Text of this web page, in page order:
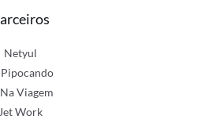
Netyul
Pipocando
Na Viagem
Jet Work